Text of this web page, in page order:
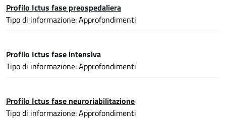
Profilo Ictus fase preospedaliera
Tipo di informazione: Approfondimenti
Profilo Ictus fase intensiva
Tipo di informazione: Approfondimenti
Profilo Ictus fase neuroriabilitazione
Tipo di informazione: Approfondimenti